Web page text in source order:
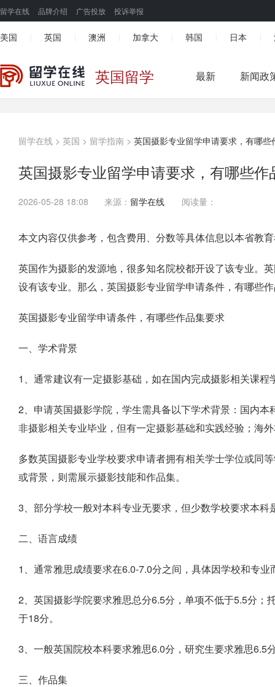
留学在线 品牌介绍 广告投放 投诉举报
美国 英国 澳洲 加拿大 韩国 日本
英国留学 最新 新闻政
留学在线 > 英国 > 留学指南 > 英国摄影专业留学申请要求，有哪些
英国摄影专业留学申请要求，有哪些作
2026-05-28 18:08 来源： 留学在线 阅读量：
本文内容仅供参考，包含费用、分数等具体信息以本省教
英国作为摄影的发源地，很多知名院校都开设了该专业。
设有该专业。那么，英国摄影专业留学申请条件，有哪些
英国摄影专业留学申请条件，有哪些作品集要求
一、学术背景
1、通常建议有一定摄影基础，如在国内完成摄影相关课
2、申请英国摄影学院，学生需具备以下学术背景：国内
非摄影相关专业毕业，但有一定摄影基础和实践经验；海
多数英国摄影专业学校要求申请者拥有相关学士学位或同
或背景，则需展示摄影技能和作品集。
3、部分学校一般对本科专业无要求，但少数学校要求本科
二、语言成绩
1、通常雅思成绩要求在6.0-7.0分之间，具体因学校和专
2、英国摄影学院要求雅思总分6.5分，单项不低于5.5分
于18分。
3、一般英国院校本科要求雅思6.0分，研究生要求雅思6.5
三、作品集